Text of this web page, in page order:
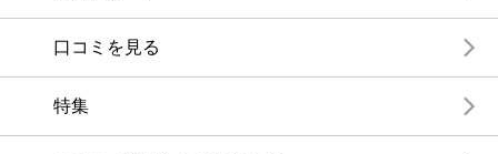
口コミを見る
特集